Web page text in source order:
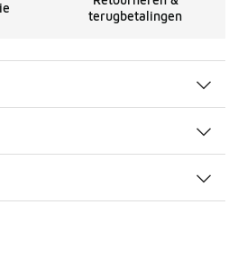
terugbetalingen